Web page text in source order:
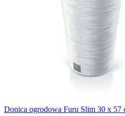
Donica ogrodowa Furu Slim 30 x